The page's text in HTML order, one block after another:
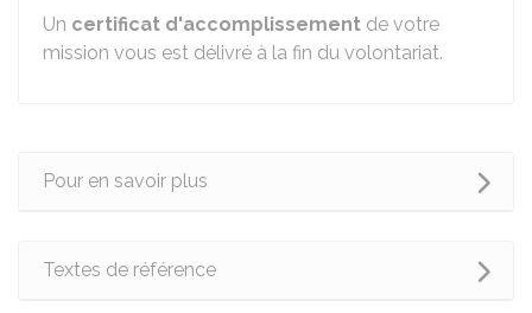
Un certificat d'accomplissement de votre
mission vous est délivré à la fin du volontariat.
Pour en savoir plus
Textes de référence